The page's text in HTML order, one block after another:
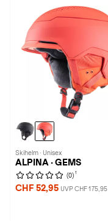
Skihelm · Unisex
ALPINA · GEMS
(0) 1
CHF 52,95 UVP CHF 175,95